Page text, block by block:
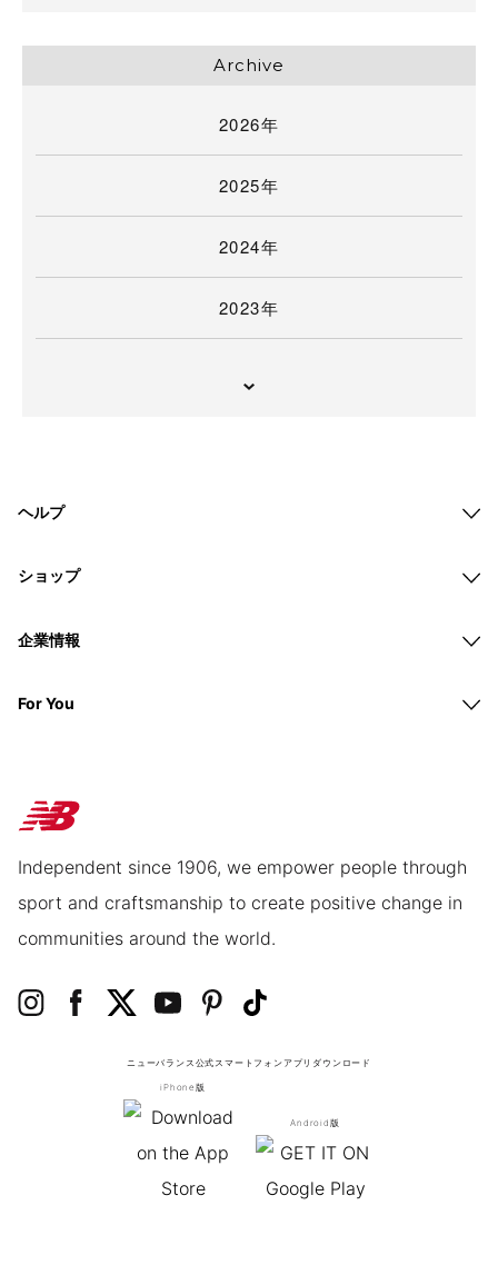
Archive
2026年
2025年
2024年
2023年
ヘルプ
ショップ
企業情報
For You
Independent since 1906, we empower people through
sport and craftsmanship to create positive change in
communities around the world.
ニューバランス公式スマートフォンアプリ ダウンロード
iPhone版
Android版